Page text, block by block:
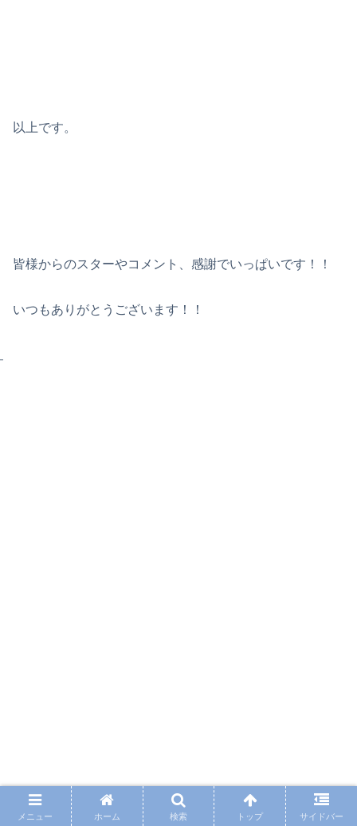
以上です。
皆様からのスターやコメント、感謝でいっぱいです！！
いつもありがとうございます！！
メニュー ホーム 検索 トップ サイドバー